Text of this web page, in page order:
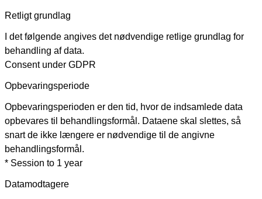
Retligt grundlag
I det følgende angives det nødvendige retlige grundlag for
behandling af data.
Consent under GDPR
Opbevaringsperiode
Opbevaringsperioden er den tid, hvor de indsamlede data
opbevares til behandlingsformål. Dataene skal slettes, så
snart de ikke længere er nødvendige til de angivne
behandlingsformål.
* Session to 1 year
Datamodtagere